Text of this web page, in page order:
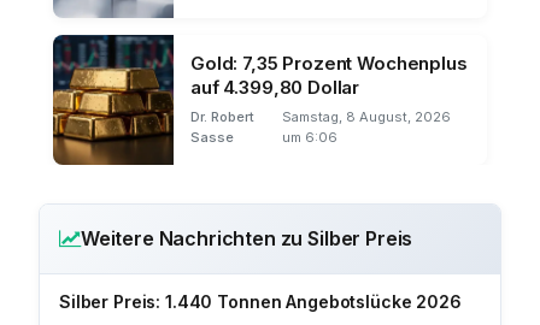
Gold: 7,35 Prozent Wochenplus
auf 4.399,80 Dollar
Dr. Robert
Sasse
Samstag, 8 August, 2026
um 6:06
Weitere Nachrichten zu Silber Preis
Silber Preis: 1.440 Tonnen Angebotslücke 2026